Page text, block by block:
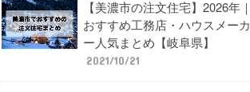
【美濃市の注文住宅】2026年｜
おすすめ工務店・ハウスメーカ
ー人気まとめ【岐阜県】
2021/10/21